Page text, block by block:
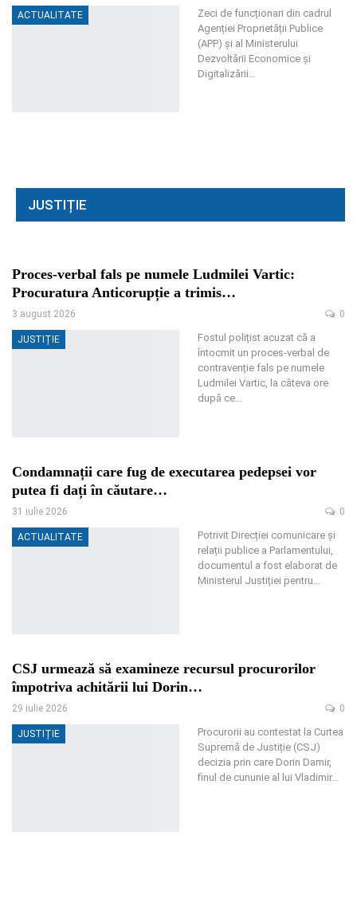
ACTUALITATE
Zeci de funcționari din cadrul
Agenției Proprietății Publice
(APP) și al Ministerului
Dezvoltării Economice și
Digitalizării
JUSTIȚIE
Proces-verbal fals pe numele Ludmilei Vartic:
Procuratura Anticorupție a trimis…
3 august 2026 0
JUSTIȚIE
Fostul polițist acuzat că a
întocmit un proces-verbal de
contravenție fals pe numele
Ludmilei Vartic, la câteva ore
după ce…
Condamnații care fug de executarea pedepsei vor
putea fi dați în căutare…
31 iulie 2026 0
ACTUALITATE
Potrivit Direcției comunicare și
relații publice a Parlamentului,
documentul a fost elaborat de
Ministerul Justiției pentru
CSJ urmează să examineze recursul procurorilor
împotriva achitării lui Dorin…
29 iulie 2026 0
JUSTIȚIE
Procurorii au contestat la Curtea
Supremă de Justiție (CSJ)
decizia prin care Dorin Damir,
finul de cununie al lui Vladimir…